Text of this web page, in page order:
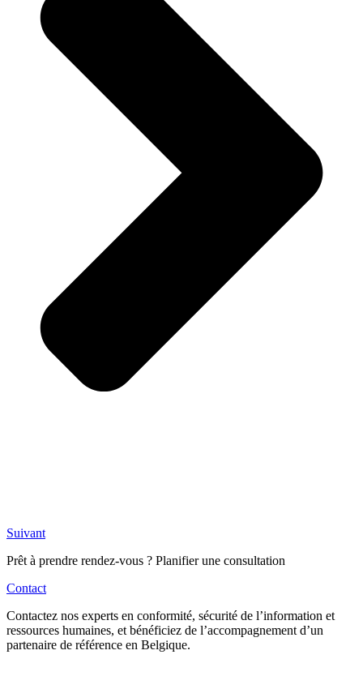
Suivant
Prêt à prendre rendez-vous ? Planifier une consultation
Contact
Contactez nos experts en conformité, sécurité de l’information et
ressources humaines, et bénéficiez de l’accompagnement d’un
partenaire de référence en Belgique.